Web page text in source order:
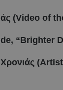
(Video of
“Brighter
Χρονιάς